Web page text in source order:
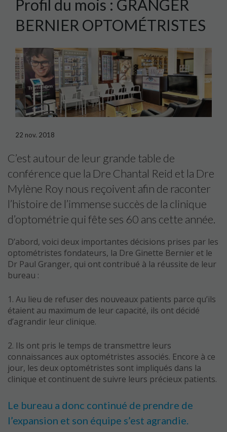
Profil du mois : GRANGER
BERNIER OPTOMÉTRISTES
22 nov. 2018
C’est autour de leur grande table de
conférence que la Dre Chantal Reid et la Dre
Mylène Roy nous reçoivent afin de raconter
l’histoire de l’immense succès de la clinique
d’optométrie qui fête ses 60 ans cette année.
D’abord, voici deux importantes décisions prises par les
optométristes fondateurs, la Dre Ginette Bernier et le
Dr Paul Granger, qui ont contribué à la réussite de leur
bureau :
1. Au lieu de refuser des nouveaux patients parce qu’ils
étaient au maximum de leur capacité, ils ont décidé
d’agrandir leur clinique.
2. Ils ont pris le temps de transmettre leurs
connaissances aux optométristes associés. Encore à ce
jour, les deux optométristes sont impliqués dans la
clinique et continuent de suivre leurs précieux patients.
Le bureau a donc continué de prendre de
l’expansion et son équipe s’est agrandie.